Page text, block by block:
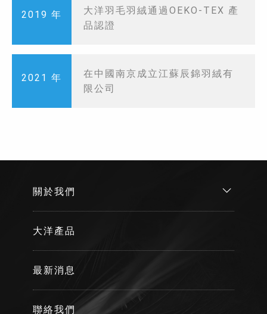
2019 年
大洋羽毛羽絨通過OEKO-TEX 產
品認證
2021 年
在中國南京成立江蘇辰錦羽絨有
限公司
關於我們
大洋產品
最新消息
聯絡我們